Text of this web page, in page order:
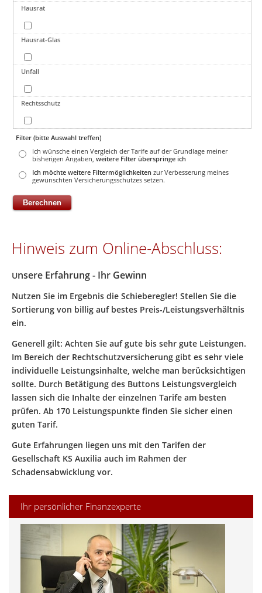
Hausrat
Hausrat-Glas
Unfall
Rechtsschutz
Filter (bitte Auswahl treffen)
Ich wünsche einen Vergleich der Tarife auf der Grundlage meiner
bisherigen Angaben, weitere Filter überspringe ich
Ich möchte weitere Filtermöglichkeiten zur Verbesserung meines
gewünschten Versicherungsschutzes setzen.
Hinweis zum Online-Abschluss:
Unsere Erfahrung - Ihr Gewinn
Nutzen Sie im Ergebnis die Schieberegler! Stellen Sie die
Sortierung von billig auf bestes Preis-/Leistungsverhältnis
ein.
Generell gilt: Achten Sie auf gute bis sehr gute Leistungen.
Im Bereich der Rechtschutzversicherung gibt es sehr viele
individuelle Leistungsinhalte, welche man berücksichtigen
sollte. Durch Betätigung des Buttons Leistungsvergleich
lassen sich die Inhalte der einzelnen Tarife am besten
prüfen. Ab 170 Leistungspunkte finden Sie sicher einen
guten Tarif.
Gute Erfahrungen liegen uns mit den Tarifen der
Gesellschaft KS Auxilia auch im Rahmen der
Schadensabwicklung vor.
Ihr persönlicher Finanzexperte